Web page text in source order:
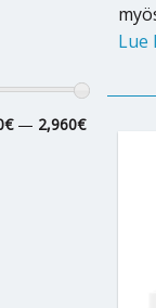
— 2,960€
Lue